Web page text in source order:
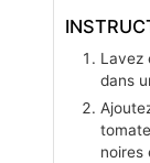
Lavez
dans
noires